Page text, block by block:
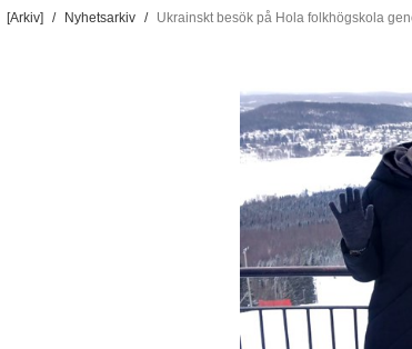
[Arkiv] Nyhetsarkiv Ukrainskt besök på Hola folkhögskola